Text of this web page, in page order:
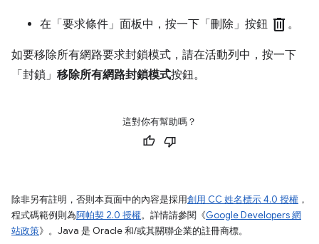
在「要求條件」 面板中，按一下「刪除」 按鈕 delete 。
如要移除所有網路要求封鎖模式，請在活動列中，按一下
「封鎖」 移除所有網路封鎖模式按鈕。
這對你有幫助嗎？
除非另有註明，否則本頁面中的內容是採用創用 CC 姓名標示 4.0 授權 ，
程式碼範例則為阿帕契 2.0 授權。詳情請參閱《Google Developers 網
站政策》。Java 是 Oracle 和/或其關聯企業的註冊商標。